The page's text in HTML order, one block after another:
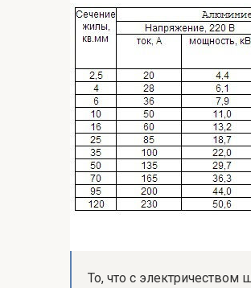
То, что с